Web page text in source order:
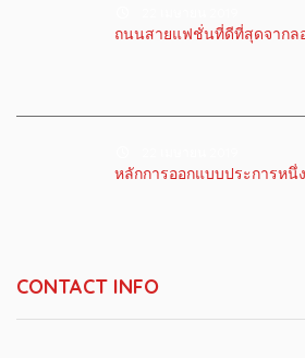
ถนนสายแฟชั่นที่ดีที่สุดจากล
หลักการออกแบบประการหนึ่ง
CONTACT INFO